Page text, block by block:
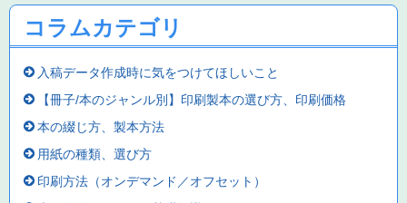
コラムカテゴリ
入稿データ作成時に気をつけてほしいこと
【冊子/本のジャンル別】印刷製本の選び方、印刷価格
本の綴じ方、製本方法
用紙の種類、選び方
印刷方法（オンデマンド／オフセット）